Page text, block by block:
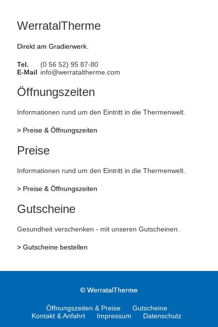
WerratalTherme
Direkt am Gradierwerk.
Tel.
(0 56 52) 95 87-80
E-Mail info@werrataltherme.com
Öffnungszeiten
Informationen rund um den Eintritt in die Thermenwelt.
> Preise & Öffnungszeiten
Preise
Informationen rund um den Eintritt in die Thermenwelt.
> Preise & Öffnungszeiten
Gutscheine
Gesundheit verschenken - mit unseren Gutscheinen.
> Gutscheine bestellen
© WerratalTherme
Öffnungszeiten & Preise
Gutscheine
Kontakt & Anfahrt
Impressum Datenschutz